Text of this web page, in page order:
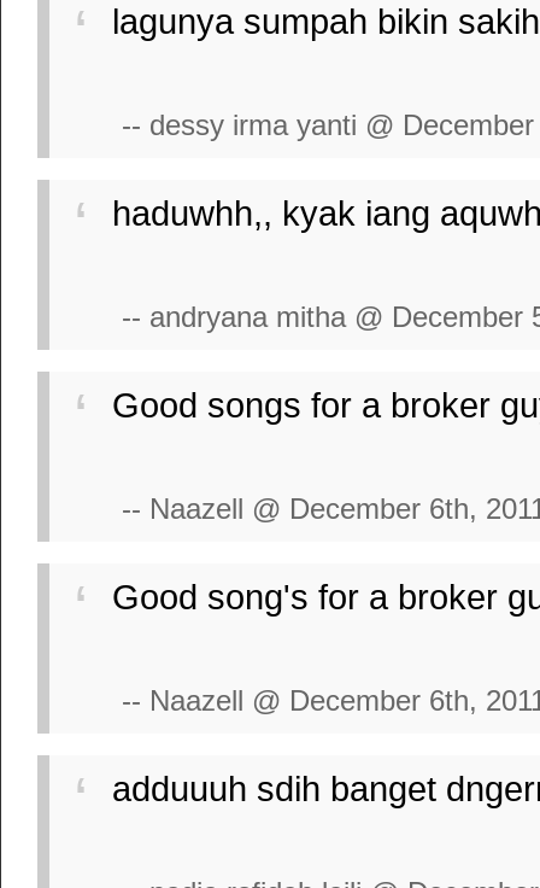
lagunya sumpah bikin
-- dessy irma yanti @
haduwhh,, kyak iang
-- andryana mitha @ December
Good songs for a broker
-- Naazell @ December 6th,
Good song's for a broker
-- Naazell @ December 6th,
adduuuh sdih banget